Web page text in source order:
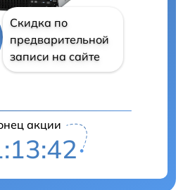
Скидка по
предварительной
записи на сайте
акции